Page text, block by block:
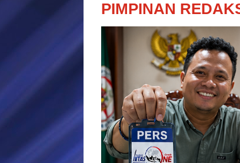
PIMPINAN